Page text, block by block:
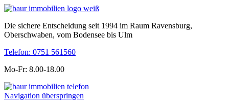
Die sichere Entscheidung seit 1994 im Raum Ravensburg,
Oberschwaben, vom Bodensee bis Ulm
Telefon: 0751 561560
Mo-Fr: 8.00-18.00
Navigation überspringen